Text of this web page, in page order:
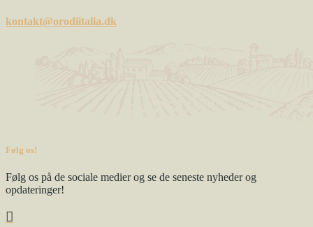
kontakt@orodiitalia.dk
Følg os!
Følg os på de sociale medier og se de seneste nyheder og
opdateringer!